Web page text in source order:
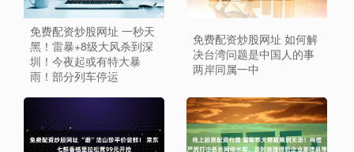
免费配资炒股网址 一秒天
黑！雷暴+8级大风杀到深
圳！今夜起或有特大暴
雨！部分列车停运
免费配资炒股网址 如何解
决台湾问题是中国人的事
两岸同属一中